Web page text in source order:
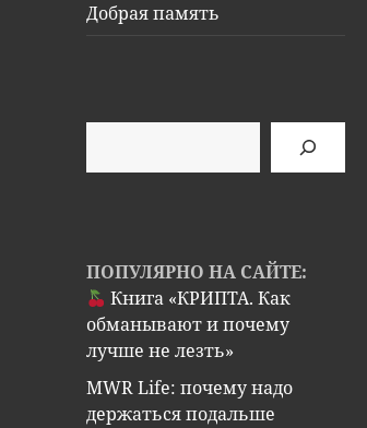
Добрая память
ПОПУЛЯРНО НА САЙТЕ:
Книга «КРИПТА. Как
обманывают и почему
лучше не лезть»
MWR Life: почему надо
держаться подальше